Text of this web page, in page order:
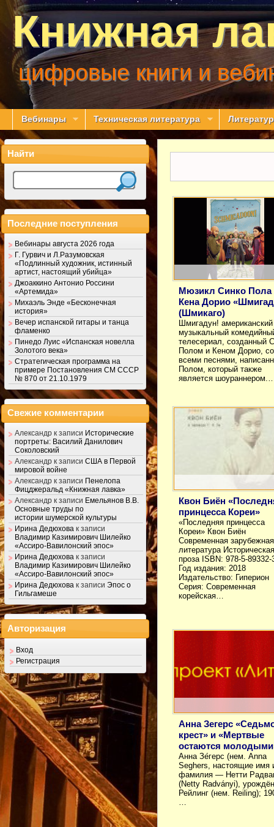
Книжная
цифровые книги и
Вебинары Техническая литература
Мюзикл Синко Пола
Кена Дорио
(Шмикаго)
Шмигадун! американский
музыкальный
телесериал, созданный
Полом и Кеном Дорио, со
всеми песнями,
Полом, который также
является
Квон Биён
принцесса Кореи»
«Последняя принцесса
Кореи» Квон Биён
Современная зарубежная
литература Историческая
проза ISBN: 978-5-89332-
Год издания: 2018
Издательство: Гиперион
Серия: Современная
корейская…
Анна Зегерс
крест» и «Мертвые
остаются
Анна Зе́герс (нем. Anna
Seghers, настоящие имя
фамилия — Нетти
(Netty Radványi),
Рейлинг (нем. Reiling);
…
Найти
Последние поступления
Вебинары августа 2026 года
Г. Гурвич и Л.Разумовская
«Подлинный художник, истинный
артист, настоящий убийца»
Джоаккино Антонио Россини
«Артемида»
Михаэль Энде «Бесконечная
история»
Вечер испанской гитары и танца
фламенко
Пинедо Луис «Испанская новелла
Золотого века»
Стратегическая программа на
примере Постановления СМ СССР
№ 870 от 21.10.1979
Свежие комментарии
Александр к записи Исторические
портреты: Василий Данилович
Соколовский
Александр к записи США в Первой
мировой войне
Александр к записи Пенелопа
Фицджеральд «Книжная лавка»
Александр к записи Емельянов В.В.
Основные труды по
истории шумерской культуры
Ирина Дедюхова к записи
Владимир Казимирович Шилейко
«Ассиро-Вавилонский эпос»
Ирина Дедюхова к записи
Владимир Казимирович Шилейко
«Ассиро-Вавилонский эпос»
Ирина Дедюхова к записи Эпос о
Гильгамеше
Авторизация
Вход
Регистрация